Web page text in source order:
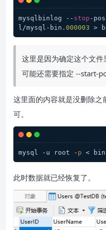
mysqlbinlog -- stop -
l/mysql-bin. 000003 >
这里是因为确定这个文
可能还需要指定 --start-
这里面的内容就是没删除之
可。
mysql -u root - p <
此时数据就已经恢复了。